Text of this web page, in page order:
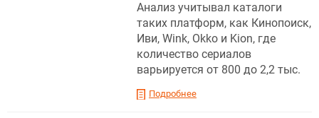
Анализ учитывал каталоги
таких платформ, как Кинопоиск,
Иви, Wink, Okko и Kion, где
количество сериалов
варьируется от 800 до 2,2 тыс.
Подробнее